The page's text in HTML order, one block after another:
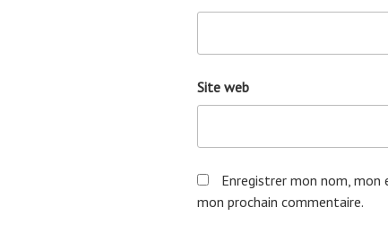
Site web
Enregistrer mon nom,
mon prochain commentaire.